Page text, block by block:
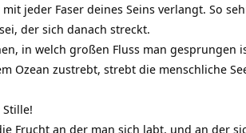
jeder Faser deines Seins verlangt. So
der sich danach streckt.
in welch großen Fluss man gesprungen
Ozean zustrebt, strebt die menschliche
Frucht an der man sich labt, und an der